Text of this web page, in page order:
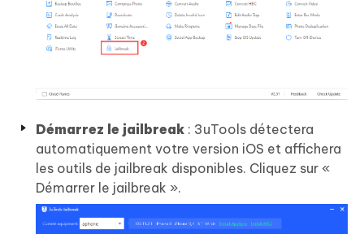
Démarrez le jailbreak : 3uTools détectera
automatiquement votre version iOS et affichera
les outils de jailbreak disponibles. Cliquez sur «
Démarrer le jailbreak ».